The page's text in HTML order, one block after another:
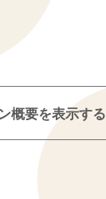
概要を表示する